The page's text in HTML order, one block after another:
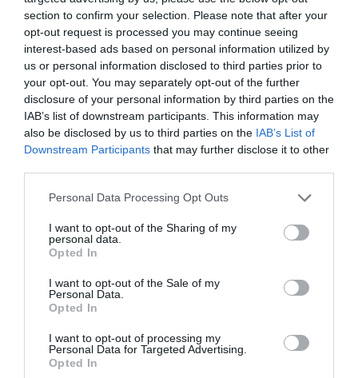
section to confirm your selection. Please note that after your
opt-out request is processed you may continue seeing
interest-based ads based on personal information utilized by
us or personal information disclosed to third parties prior to
your opt-out. You may separately opt-out of the further
disclosure of your personal information by third parties on the
IAB’s list of downstream participants. This information may
also be disclosed by us to third parties on the IAB’s List of
Downstream Participants that may further disclose it to other
Personal Data Processing Opt Outs
I want to opt-out of the Sharing of my
personal data.
Opted In
I want to opt-out of the Sale of my
Personal Data.
Opted In
I want to opt-out of processing my
Personal Data for Targeted Advertising.
Opted In